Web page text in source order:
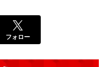
フォロー